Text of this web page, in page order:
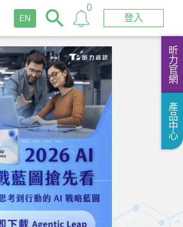
EN
0
登入
昕力官網
產品中心